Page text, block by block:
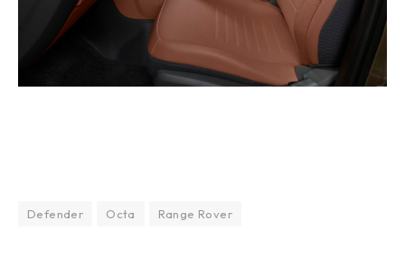
Defender Octa Range Rover